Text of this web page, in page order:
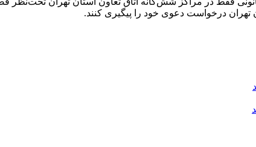
تهران درخواست دعوی خود را پیگیری کنند.